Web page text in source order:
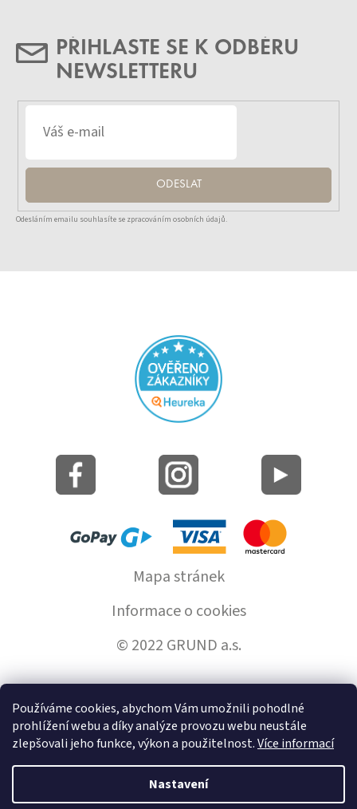
Používáme cookies, abychom Vám umožnili pohodlné
prohlížení webu a díky analýze provozu webu neustále
zlepšovali jeho funkce, výkon a použitelnost.Více informací
Nastavení
PŘIHLASTE SE K ODBĚRU
NEWSLETTERU
ODESLAT
Odesláním emailu souhlasíte se zpracováním osobních údajů.
Mapa stránek
Informace o cookies
© 2022 GRUND a.s.
Vytvořil Shoptet